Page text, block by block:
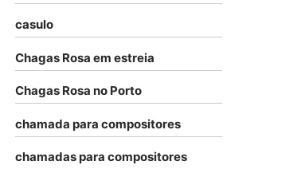
casulo
Chagas Rosa em estreia
Chagas Rosa no Porto
chamada para compositores
chamadas para compositores